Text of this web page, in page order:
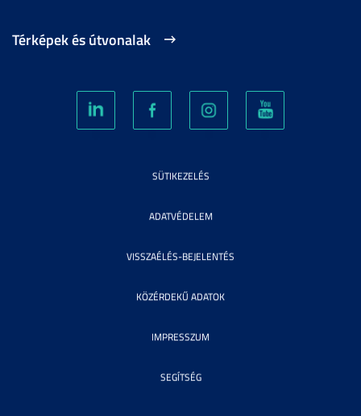
Térképek és útvonalak
SÜTIKEZELÉS
ADATVÉDELEM
VISSZAÉLÉS-BEJELENTÉS
KÖZÉRDEKŰ ADATOK
IMPRESSZUM
SEGÍTSÉG